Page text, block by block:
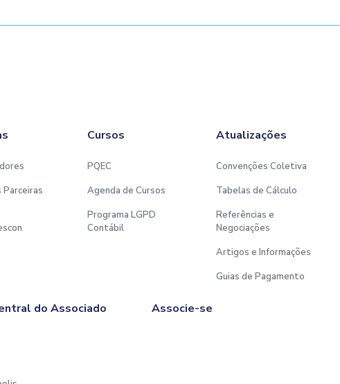
Cursos
PQEC
Agenda de Cursos
Programa LGPD
Contábil
Atualizações
Convenções Coletiva
Tabelas de Cálculo
Referências e
Negociações
Artigos e Informações
Guias de Pagamento
do Associado Associe-se